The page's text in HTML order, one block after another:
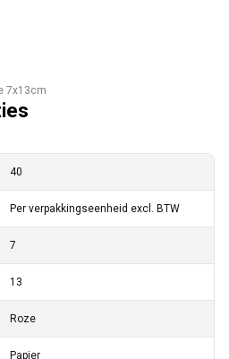
7x13cm
40
Per verpakkingseenheid excl. BTW
7
13
Roze
Papier